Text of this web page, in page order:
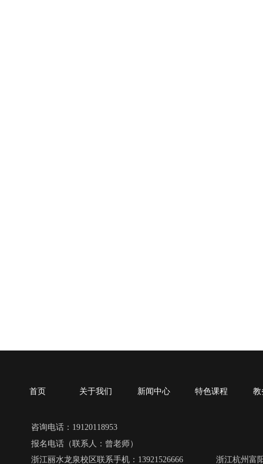
咨询电话：19120118953
报名电话（联系人：曾老师）
浙江丽水龙泉校区联系手机：13921526666 浙江杭州富
首页 关于我们 新闻中心 特色课程 教